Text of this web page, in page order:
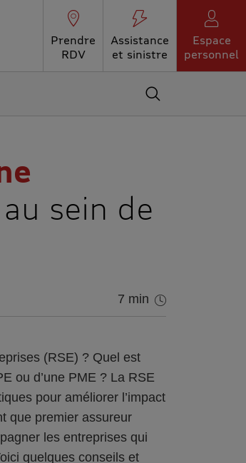
Prendre
RDV
Assistance
et sinistre
Espace
personnel
Accédez au moteur
au sein de
7 min
(RSE) ? Quel est
ou d’une PME ? La RSE
pour améliorer l’impact
que premier assureur
les entreprises qui
quelques conseils et